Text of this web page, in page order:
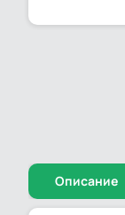
Описание